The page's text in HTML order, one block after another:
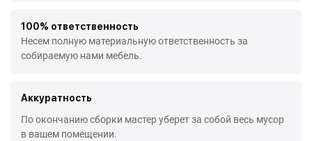
100% ответственность
Несем полную материальную ответственность за
собираемую нами мебель.
Аккуратность
По окончанию сборки мастер уберет за собой весь мусор
в вашем помещении.